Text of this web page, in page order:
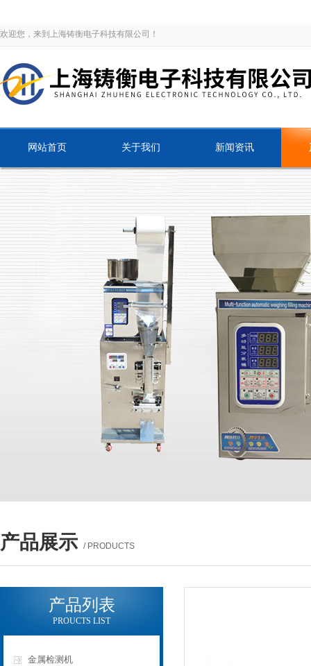
欢迎您，来到上海铸衡电子科技有限公司！
网站首页 关于我们 新闻资讯
产品展示 / PRODUCTS
产品列表
PROUCTS LIST
金属检测机